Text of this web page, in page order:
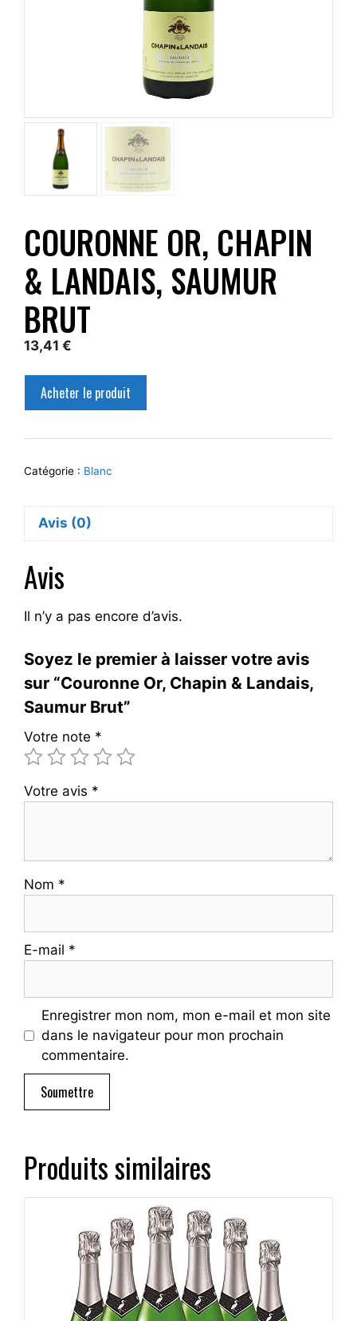
COURONNE OR, CHAPIN
& LANDAIS, SAUMUR
BRUT
13,41 €
Acheter le produit
Catégorie : Blanc
Avis (0)
Avis
Il n’y a pas encore d’avis.
Soyez le premier à laisser votre avis
sur “Couronne Or, Chapin & Landais,
Saumur Brut”
Votre note *
Votre avis *
Nom *
E-mail *
Enregistrer mon nom, mon e-mail et mon site
dans le navigateur pour mon prochain
commentaire.
Produits similaires